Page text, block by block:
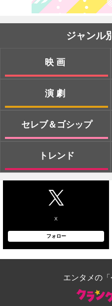
ジャンル
映画
演劇
セレブ＆ゴシップ
トレンド
X
フォロー
エンタメの